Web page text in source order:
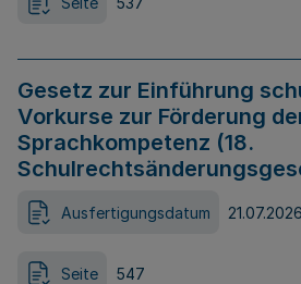
Gesetz zur Einführung
Vorkurse zur Förderung
Sprachkompetenz (18.
Ausfertigungsdatum 21.07.2026
Seite 547